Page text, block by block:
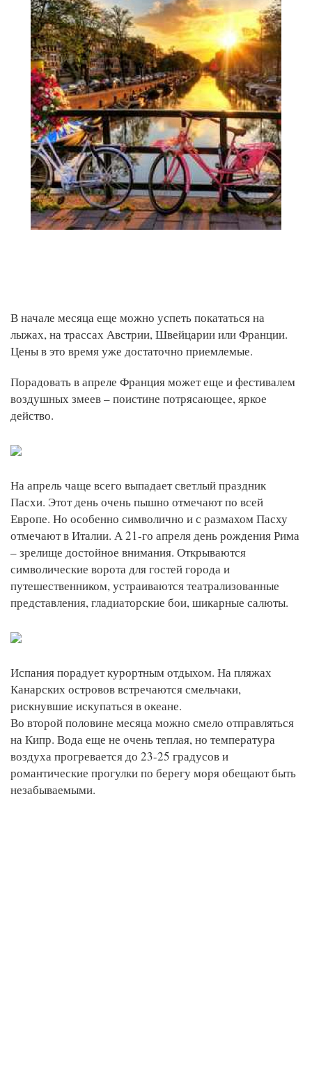
В начале месяца еще можно успеть покататься на
лыжах, на трассах Австрии, Швейцарии или Франции.
Цены в это время уже достаточно приемлемые.
Порадовать в апреле Франция может еще и фестивалем
воздушных змеев – поистине потрясающее, яркое
действо.
На апрель чаще всего выпадает светлый праздник
Пасхи. Этот день очень пышно отмечают по всей
Европе. Но особенно символично и с размахом Пасху
отмечают в Италии. А 21-го апреля день рождения Рима
– зрелище достойное внимания. Открываются
символические ворота для гостей города и
путешественником, устраиваются театрализованные
представления, гладиаторские бои, шикарные салюты.
Испания порадует курортным отдыхом. На пляжах
Канарских островов встречаются смельчаки,
рискнувшие искупаться в океане.
Во второй половине месяца можно смело отправляться
на Кипр. Вода еще не очень теплая, но температура
воздуха прогревается до 23-25 градусов и
романтические прогулки по берегу моря обещают быть
незабываемыми.